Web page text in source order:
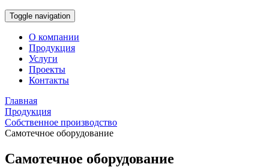
Toggle navigation
О компании
Продукция
Услуги
Проекты
Контакты
Главная
Продукция
Собственное производство
Самотечное оборудование
Самотечное оборудование